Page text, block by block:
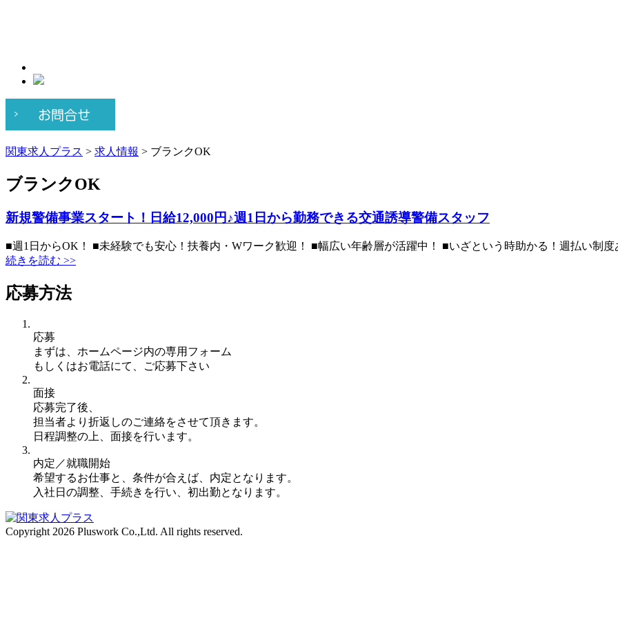
関東求人プラス > 求人情報 > ブランクOK
ブランクOK
新規警備事業スタート！日給12,000円♪週1日から勤務できる交通誘導警備スタッフ
■週1日からOK！ ■未経験でも安心！扶養内・Wワーク歓迎！ ■幅広い年齢層が活躍中！ ■いざという時助かる！週払い制度
続きを読む >>
応募方法
応募
まずは、ホームページ内の専用フォーム
もしくはお電話にて、ご応募下さい
面接
応募完了後、
担当者より折返しのご連絡をさせて頂きます。
日程調整の上、面接を行います。
内定／就職開始
希望するお仕事と、条件が合えば、内定となります。
入社日の調整、手続きを行い、初出勤となります。
Copyright 2026 Pluswork Co.,Ltd. All rights reserved.